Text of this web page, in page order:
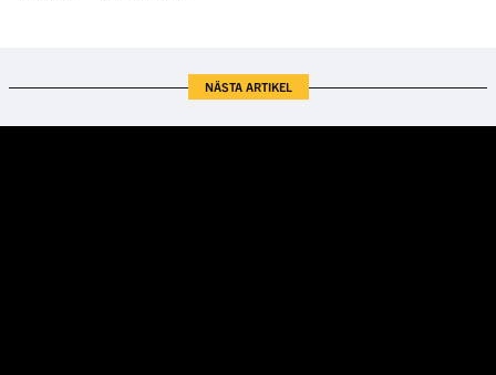
NÄSTA ARTIKEL